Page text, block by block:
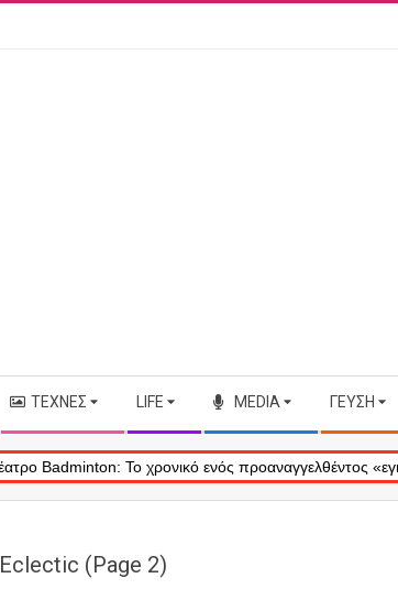
ΤΈΧΝΕΣ LIFE MEDIA ΓΕΎΣΗ
Το χρονικό ενός προαναγγελθέντος
(Page 2)